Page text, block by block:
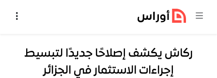
ركاش يكشف إصلاحًا جديدًا لتبسيط
إجراءات الاستثمار في الجزائر